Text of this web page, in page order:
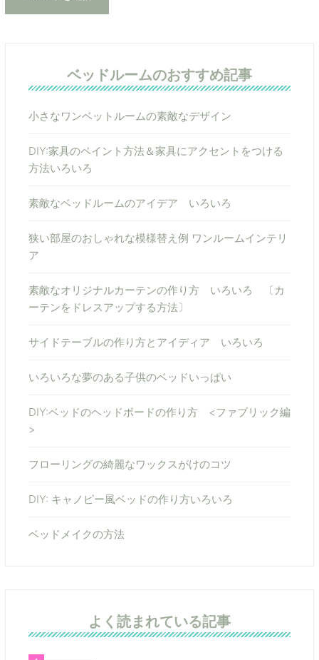
ベッドルームのおすすめ記事
小さなワンベットルームの素敵なデザイン
DIY:家具のペイント方法＆家具にアクセントをつける
方法いろいろ
素敵なベッドルームのアイデア いろいろ
狭い部屋のおしゃれな模様替え例 ワンルームインテリ
ア
素敵なオリジナルカーテンの作り方 いろいろ 〔カ
ーテンをドレスアップする方法〕
サイドテーブルの作り方とアイディア いろいろ
いろいろな夢のある子供のベッドいっぱい
DIY:ベッドのヘッドボードの作り方 <ファブリック編
>
フローリングの綺麗なワックスがけのコツ
DIY: キャノピー風ベッドの作り方いろいろ
ベッドメイクの方法
よく読まれている記事